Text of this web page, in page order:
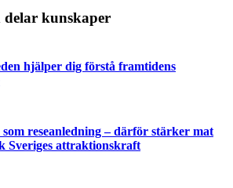
delar kunskaper
hjälper dig förstå framtidens
reseanledning – därför stärker mat
Sveriges attraktionskraft